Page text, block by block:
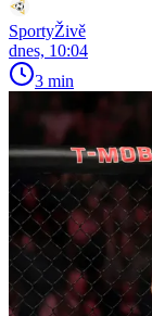
SportyŽivě
dnes, 10:04
3 min